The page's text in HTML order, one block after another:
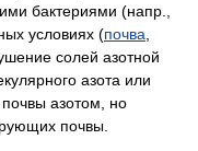
бактериями (напр.,
условиях (почва
солей азотной
азота или
азотом, но
почвы.